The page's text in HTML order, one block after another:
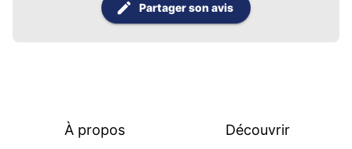
Partager son avis
À propos Découvrir